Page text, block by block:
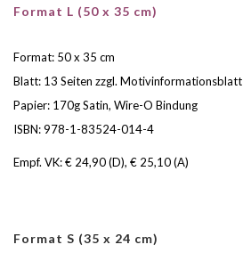
Format L (50 x 35 cm)
Format: 50 x 35 cm
Blatt: 13 Seiten zzgl. Motivinformationsblatt
Papier: 170g Satin, Wire-O Bindung
ISBN: 978-1-83524-014-4
Empf. VK: € 24,90 (D), € 25,10 (A)
Format S (35 x 24 cm)